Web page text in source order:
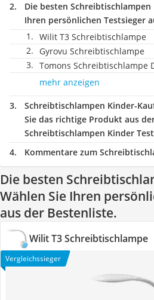
Die besten Schreibtischlampen
Ihren persönlichen Testsieger
Wilit T3 Schreibtischlampe
Gyrovu Schreibtischlampe
Tomons Schreibtischlampe
mehr anzeigen
Schreibtischlampen Kinder-
Sie das richtige Produkt aus
Schreibtischlampen Kinder
Kommentare zum
Die besten
Wählen Sie Ihren
aus der Bestenliste.
Wilit T3 Schreibtischlampe
Vergleichssieger